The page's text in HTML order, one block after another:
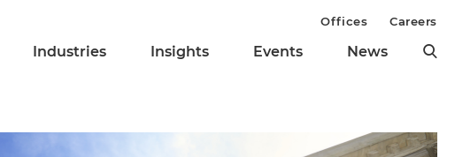
Industries Insights Events News
Offices Careers